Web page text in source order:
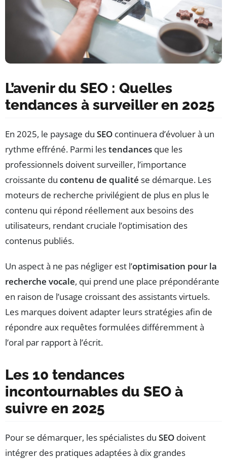
L’avenir du SEO : Quelles
tendances à surveiller en 2025
En 2025, le paysage du SEO continuera d’évoluer à un
rythme effréné. Parmi lestendances que les
professionnels doivent surveiller, l’importance
croissante du contenu de qualité se démarque. Les
moteurs de recherche privilégient de plus en plus le
contenu qui répond réellement aux besoins des
utilisateurs, rendant cruciale l’optimisation des
contenus publiés.
Un aspect à ne pas négliger est l’optimisation pour la
recherche vocale, qui prend une place prépondérante
en raison de l’usage croissant des assistants virtuels.
Les marques doivent adapter leurs stratégies afin de
répondre aux requêtes formulées différemment à
l’oral par rapport à l’écrit.
Les 10 tendances
incontournables du SEO à
suivre en 2025
Pour se démarquer, les spécialistes du SEO doivent
intégrer des pratiques adaptées à dix grandes